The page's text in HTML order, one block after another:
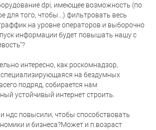
dpi, имеющее возможность (по
для того, чтобы...) фильтровать весь
на уровне операторов и выборочно
информации будет повышать нашу с
интересно, как роскомнадзор,
на бездумных
подряд, собирается нам
устойчивый интернет строить.
ндс повысили, чтобы способствовать
и бизнеса?Может и п.возраст